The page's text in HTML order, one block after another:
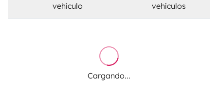
vehículo
vehículos
Cargando...